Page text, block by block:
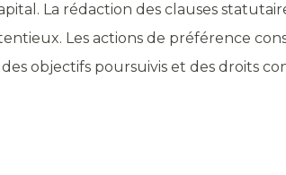
La rédaction des clauses
Les actions de préférence
objectifs poursuivis et des droits